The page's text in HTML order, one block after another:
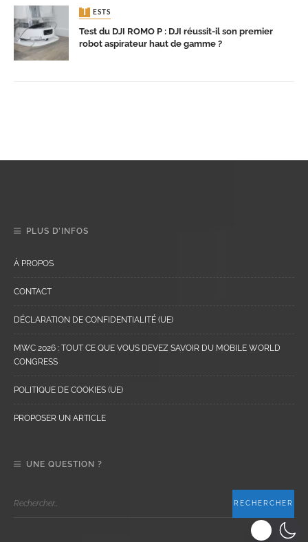
TESTS
Test du DJI ROMO P : DJI réussit-il son premier
robot aspirateur haut de gamme ?
PLUS D’INFOS
À PROPOS
CONTACT
DÉCLARATION DE CONFIDENTIALITÉ (UE)
MWC 2026 : TOUT CE QUE VOUS DEVEZ SAVOIR DU MOBILE WORLD
CONGRESS
POLITIQUE DE COOKIES (UE)
PROPOSER UN ARTICLE
UNE QUESTION ?